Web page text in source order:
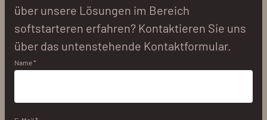
über unsere Lösungen im Bereich
softstarteren erfahren? Kontaktieren Sie uns
über das untenstehende Kontaktformular.
Name *